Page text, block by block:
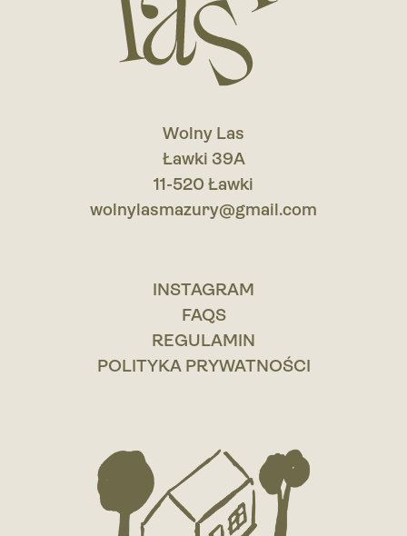
Wolny Las
Ławki 39A
11-520 Ławki
wolnylasmazury@gmail.com
INSTAGRAM
FAQS
REGULAMIN
POLITYKA PRYWATNOŚCI